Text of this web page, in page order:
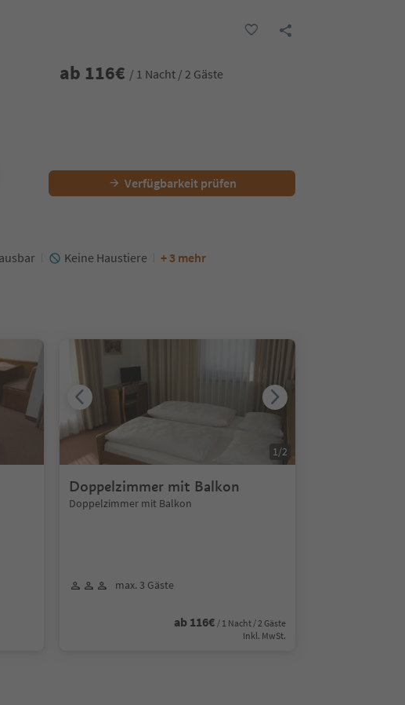
ab 116€ / 1 Nacht / 2 Gäste
Verfügbarkeit prüfen
Keine Haustiere + 3 mehr
Doppelzimmer mit Balkon
Doppelzimmer mit Balkon
max. 3 Gäste
ab 116€ / 1 Nacht / 2 Gäste
Inkl. MwSt.
1/2